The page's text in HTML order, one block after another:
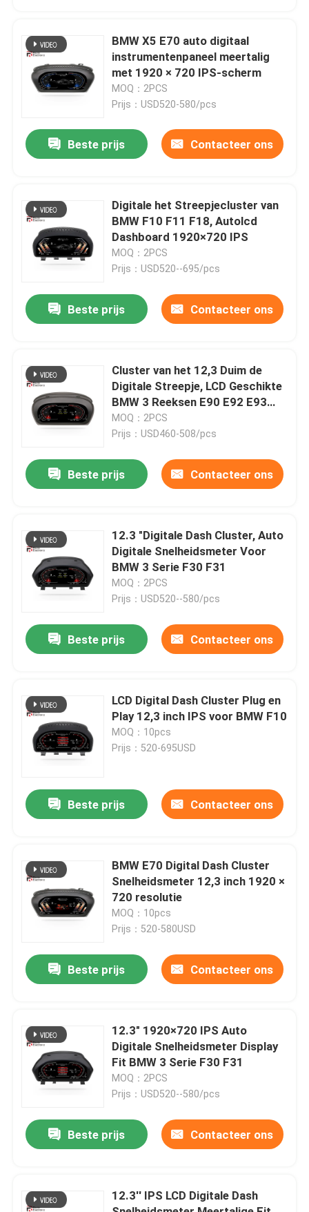
Thuis
Over ons
Kwaliteitscontrole
Contacteer ons
nieuws
Alle Gevallen
Android Autoradio Stereo
BMW X5 E70 auto digitaal
instrumentenpaneel meertalig
met 1920 × 720 IPS-scherm
MOQ：2PCS
Prijs：USD520-580/pcs
Beste prijs Contacteer ons
Digitale het Streepjecluster van
BMW F10 F11 F18, Autolcd
Dashboard 1920×720 IPS
MOQ：2PCS
Prijs：USD520--695/pcs
Beste prijs Contacteer ons
Cluster van het 12,3 Duim de
Digitale Streepje, LCD Geschikte
BMW 3 Reeksen E90 E92 E93
van het Instrumentenpaneel
MOQ：2PCS
Prijs：USD460-508/pcs
Beste prijs Contacteer ons
12.3 "Digitale Dash Cluster, Auto
Digitale Snelheidsmeter Voor
BMW 3 Serie F30 F31
MOQ：2PCS
Prijs：USD520--580/pcs
Beste prijs Contacteer ons
LCD Digital Dash Cluster Plug en
Play 12,3 inch IPS voor BMW F10
MOQ：10pcs
Prijs：520-695USD
Beste prijs Contacteer ons
BMW E70 Digital Dash Cluster
Snelheidsmeter 12,3 inch 1920 ×
720 resolutie
MOQ：10pcs
Prijs：520-580USD
Beste prijs Contacteer ons
12.3" 1920×720 IPS Auto
Digitale Snelheidsmeter Display
Fit BMW 3 Serie F30 F31
MOQ：2PCS
Prijs：USD520--580/pcs
Beste prijs Contacteer ons
12.3'' IPS LCD Digitale Dash